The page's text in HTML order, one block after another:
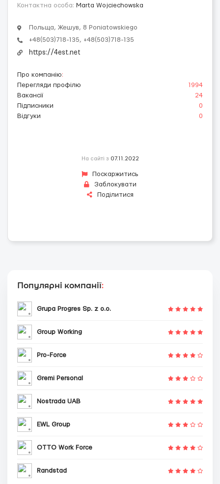
Контактна особа: Marta Wojciechowska
Польща, Жешув, 8 Poniatowskiego
+48(503)718-135, +48(503)718-135
https://4est.net
Про компанію:
Перегляди профілю
1994
Вакансії
24
Підписники
0
Відгуки
0
На сайті з 07.11.2022
Поскаржитись
Заблокувати
Поділитися
Популярні компанії:
Grupa Progres Sp. z o.o.
Group Working
Pro-Force
Gremi Personal
Nostrada UAB
EWL Group
OTTO Work Force
Randstad